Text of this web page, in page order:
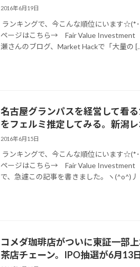
2016年6月19日
ランキングで、今こんな順位にいます☆(*
ページはこちら→ Fair Value Investment
瀬さんのブログ、Market Hackで「大量の
名古屋グランパスを経営して看
をフェルミ推定してみる。新潟
2016年6月15日
ランキングで、今こんな順位にいます☆(*
ページはこちら→ Fair Value Investment
で、急遽この記事を書きました。ヽ(^o^)丿
コメダ珈琲店がついに東証一部
茶店チェーン。IPO抽選が6月13